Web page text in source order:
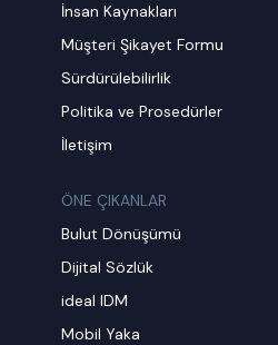
İnsan Kaynakları
Müşteri Şikayet Formu
Sürdürülebilirlik
Politika ve Prosedürler
İletişim
ÖNE ÇIKANLAR
Bulut Dönüşümü
Dijital Sözlük
ideal IDM
Mobil Yaka